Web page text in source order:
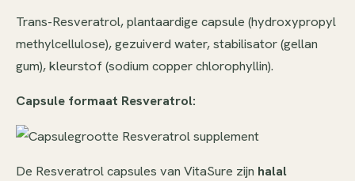
Trans-Resveratrol, plantaardige capsule (hydroxypropyl
methylcellulose), gezuiverd water, stabilisator (gellan
gum), kleurstof (sodium copper chlorophyllin).
Capsule formaat Resveratrol:
De Resveratrol capsules van VitaSure zijn halal